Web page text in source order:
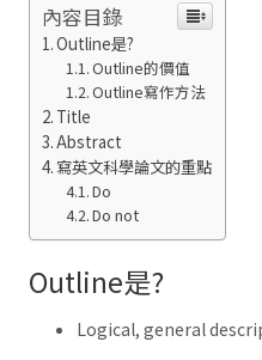
內容目錄
Outline是?
Outline的價值
Outline寫作方法
Title
Abstract
寫英文科學論文的重點
Do
Do not
Outline是?
Logical, general